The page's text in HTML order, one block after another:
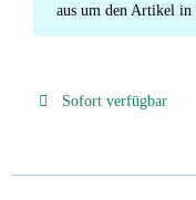
aus um den Artikel in
Sofort verfügbar